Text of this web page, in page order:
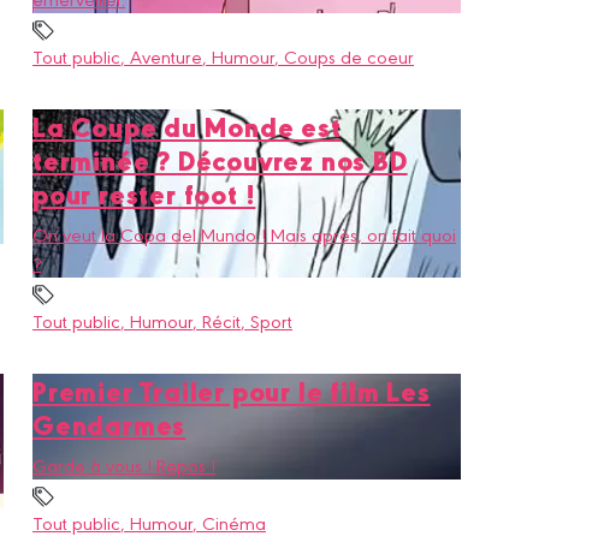
Tout public, Aventure, Humour, Coups de coeur
La Coupe du Monde est
terminée ? Découvrez nos BD
pour rester foot !
On veut la Copa del Mundo ! Mais après, on fait quoi
?
Tout public, Humour, Récit, Sport
Premier Trailer pour le film Les
Gendarmes
Garde à vous ! Repos !
Tout public, Humour, Cinéma